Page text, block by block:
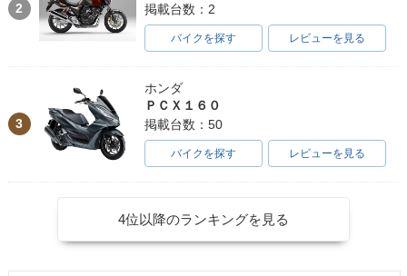
2
掲載台数：2
バイクを探す レビューを見る
3
ホンダ
ＰＣＸ１６０
掲載台数：50
バイクを探す レビューを見る
4位以降のランキングを見る